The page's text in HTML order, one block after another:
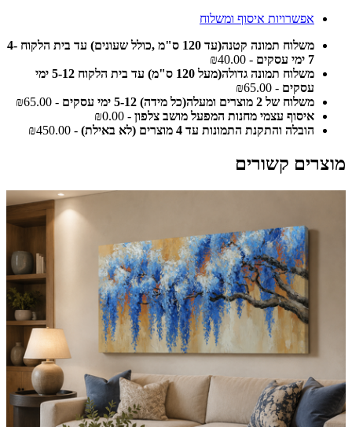
אפשרויות איסוף ומשלוח
משלוח תמונה קטנה(עד 120 ס"מ ,כולל שעונים) עד בית הלקוח 4-
7 ימי עסקים
- ₪40.00
משלוח תמונה גדולה(מעל 120 ס"מ) עד בית הלקוח 5-12 ימי
עסקים - ₪65.00
משלוח של 2 מוצרים ומעלה(כל מידה) 5-12 ימי עסקים
- ₪65.00
איסוף עצמי מחנות המפעל מושב צלפון - ₪0.00
הובלה והתקנת התמונות עד 4 מוצרים (לא באילת)
- ₪450.00
מוצרים קשורים